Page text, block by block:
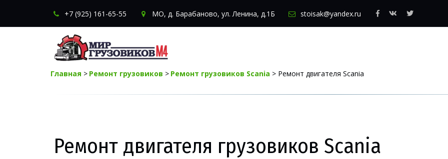
+7 (925) 161-65-55 МО, д. Барабаново, ул. Ленина, д.1Б stoisak@yandex.ru
Главная > Ремонт грузовиков > Ремонт грузовиков Scania > Ремонт двигателя Scania
Ремонт двигателя грузовиков Scania